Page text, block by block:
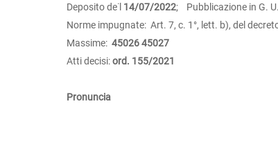
Deposito de˙l 14/07/2022; Pubblicazione in G. U.
Norme impugnate: Art. 7, c. 1°, lett. b), del
Massime: 4502645027
Atti decisi:ord. 155/2021
Pronuncia